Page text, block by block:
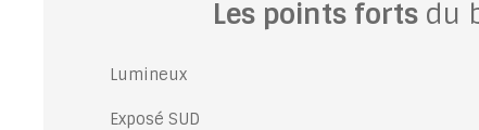
Les points forts du
Lumineux
Exposé SUD